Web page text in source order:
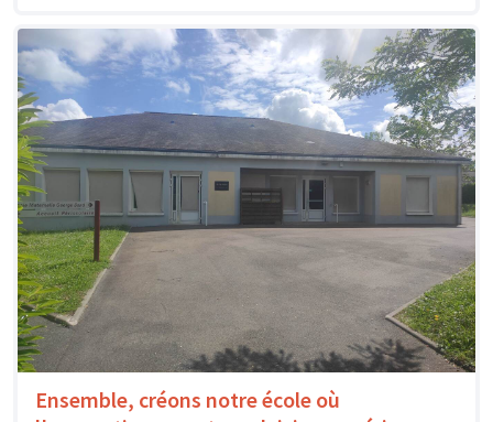
Ensemble, créons notre école où